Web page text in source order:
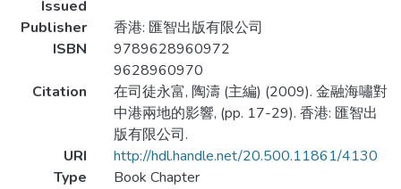
Issued
Publisher
香港: 匯智出版有限公司
ISBN
9789628960972
9628960970
Citation
在司徒永富, 陶濤 (主編) (2009). 金融海嘯對
中港兩地的影響, (pp. 17-29). 香港: 匯智出
版有限公司.
URI
http://hdl.handle.net/20.500.11861/4130
Type
Book Chapter